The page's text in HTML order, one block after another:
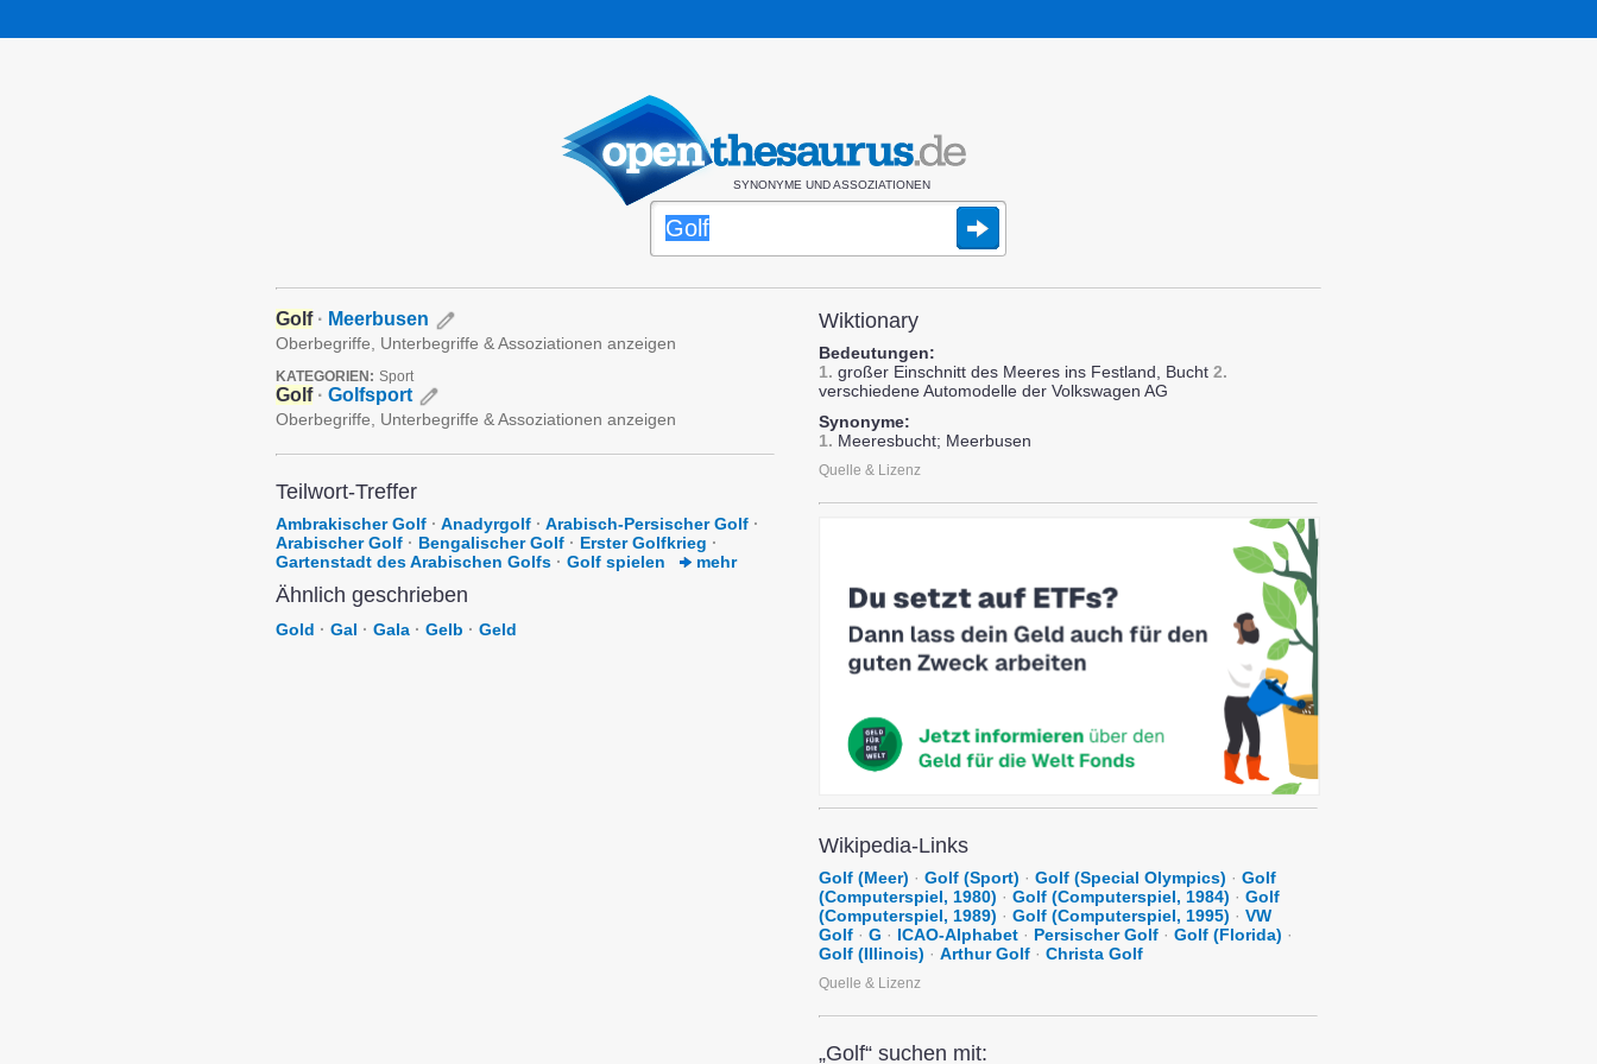
SYNONYME UND ASSOZIATIONEN
Golf · Meerbusen
Oberbegriffe, Unterbegriffe & Assoziationen anzeigen
KATEGORIEN: Sport
Golf · Golfsport
Oberbegriffe, Unterbegriffe & Assoziationen anzeigen
Teilwort-Treffer
Ambrakischer Golf · Anadyrgolf · Arabisch-Persischer Golf ·
Arabischer Golf · Bengalischer Golf · Erster Golfkrieg ·
Gartenstadt des Arabischen Golfs · Golf spielen mehr
Ähnlich geschrieben
Gold · Gal · Gala · Gelb · Geld
Wiktionary
Bedeutungen:
1. großer Einschnitt des Meeres ins Festland, Bucht 2.
verschiedene Automodelle der Volkswagen AG
Synonyme:
1. Meeresbucht; Meerbusen
Quelle & Lizenz
Wikipedia-Links
Golf (Meer) · Golf (Sport) · Golf (Special Olympics) · Golf
(Computerspiel, 1980) · Golf (Computerspiel, 1984) · Golf
(Computerspiel, 1989) · Golf (Computerspiel, 1995) · VW
Golf · G · ICAO-Alphabet · Persischer Golf · Golf (Florida) ·
Golf (Illinois) · Arthur Golf · Christa Golf
Quelle & Lizenz
„Golf“ suchen mit: